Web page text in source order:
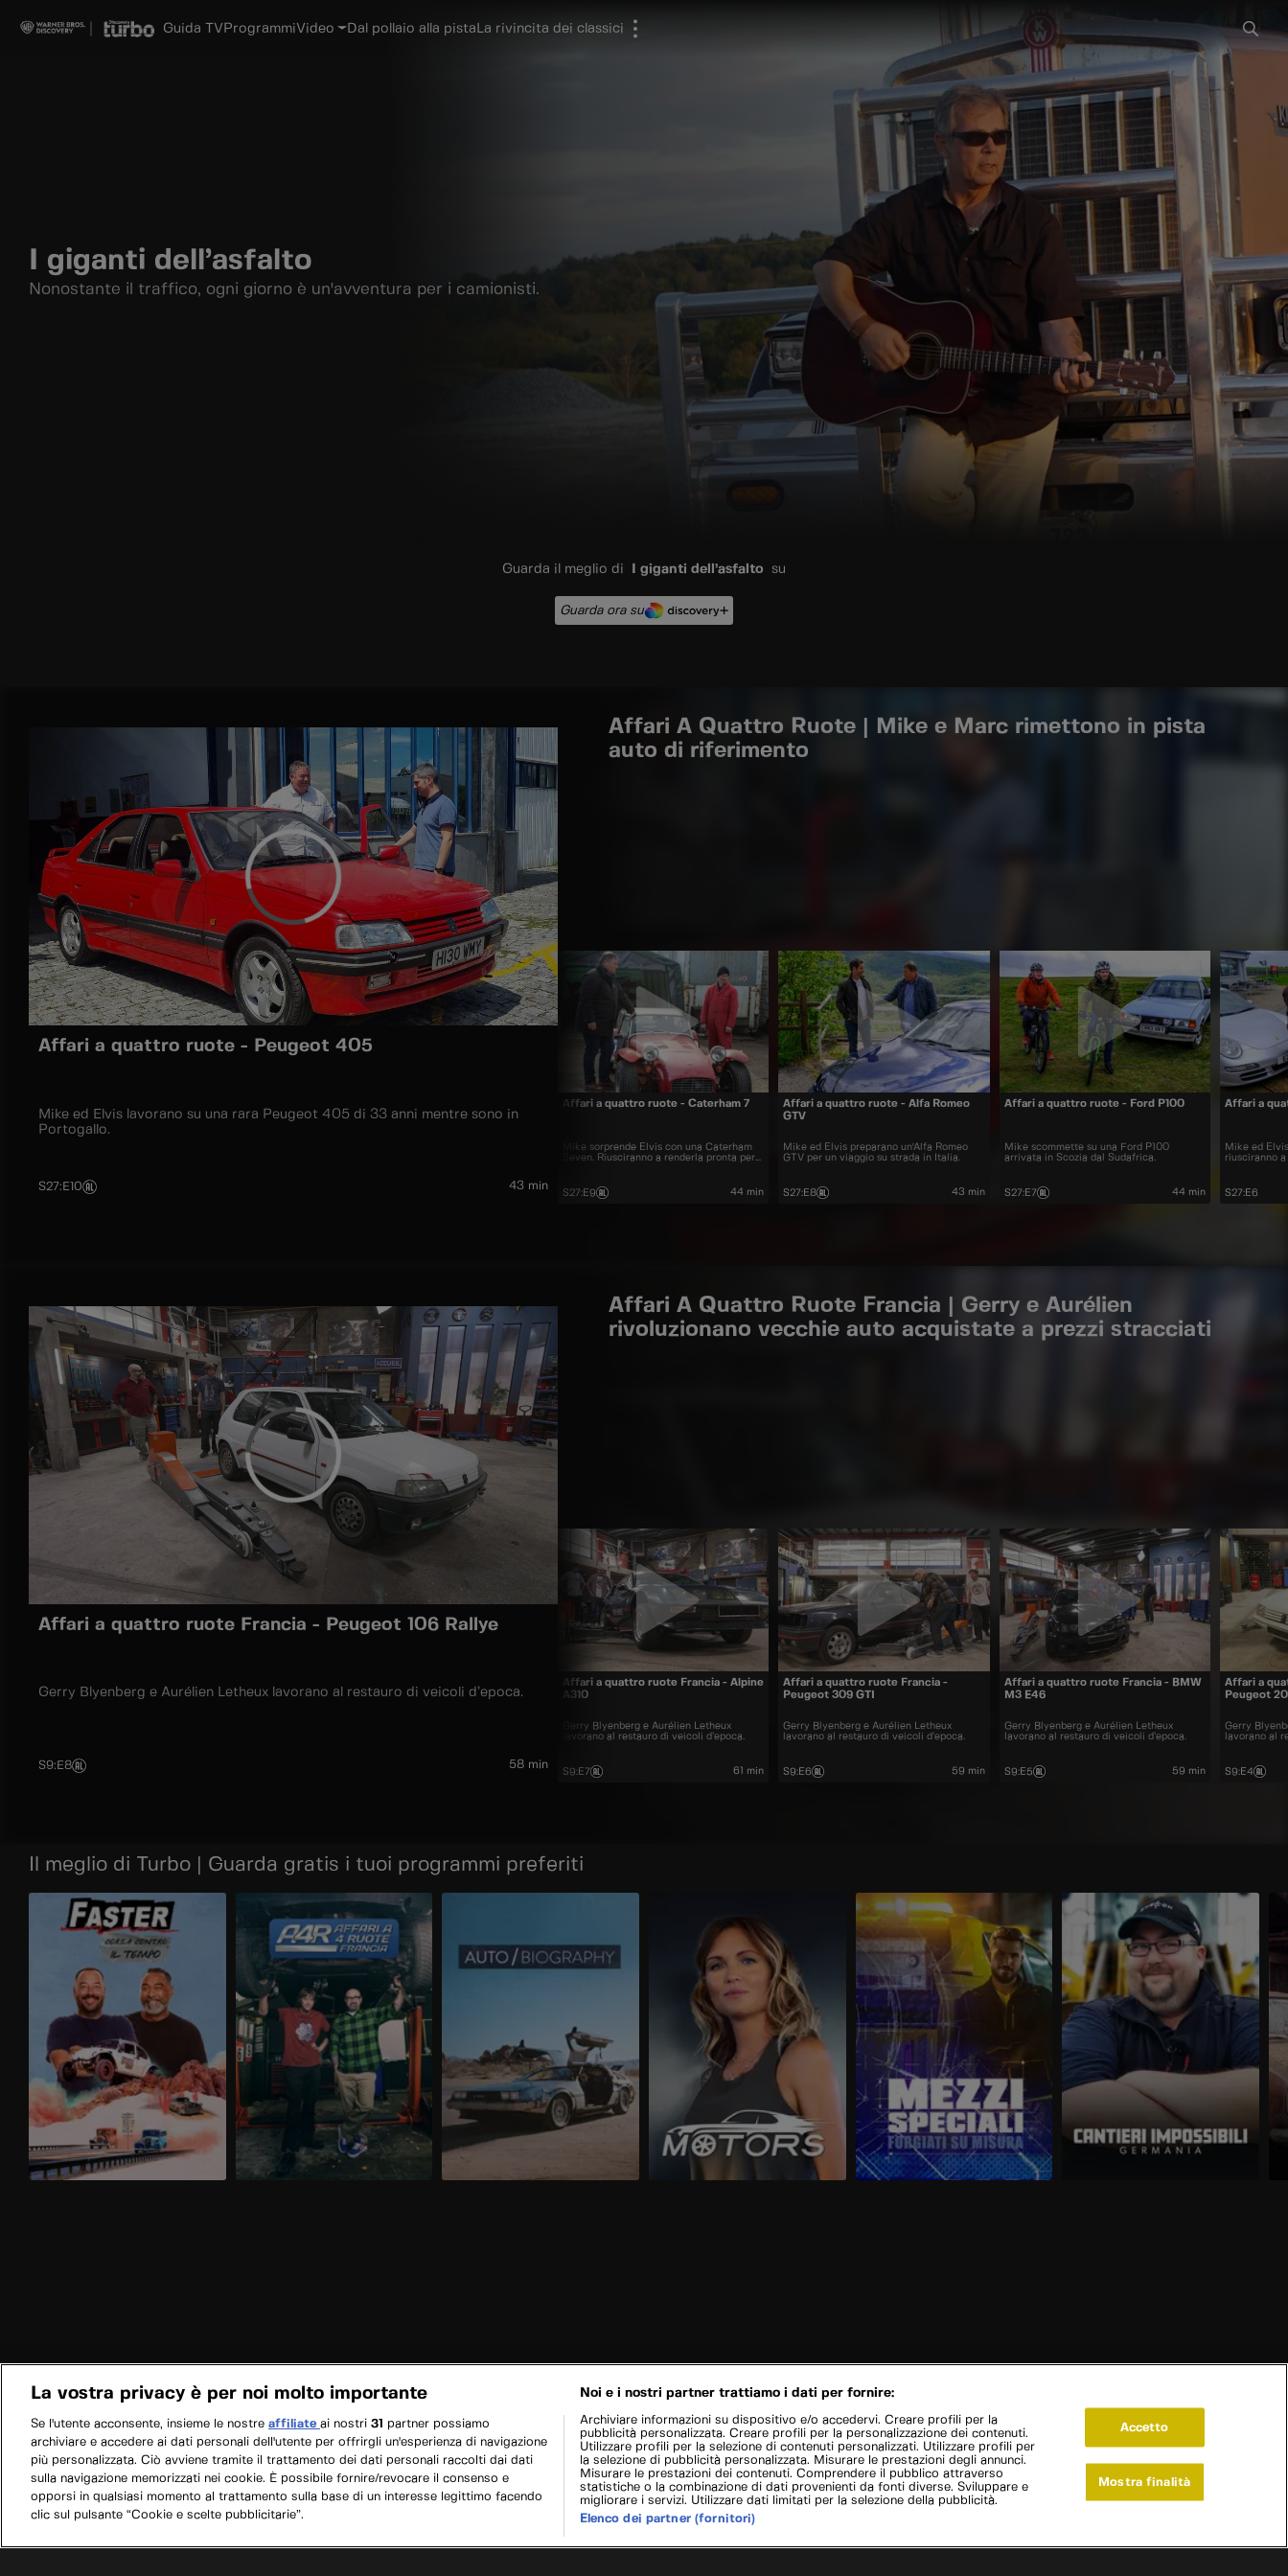
Guida TV ProgrammiVideo Dal pollaio alla pista La rivincita dei classici
I giganti dell’asfalto
Nonostante il traffico, ogni giorno è un'avventura per i camionisti.
Guarda il meglio di I giganti dell’asfalto su
Guarda ora su
Affari A Quattro Ruote | Mike e Marc rimettono in pista
auto di riferimento
Affari a quattro ruote - Peugeot 405
Mike ed Elvis lavorano su una rara Peugeot 405 di 33 anni mentre sono in
Portogallo.
S27: E10 43 min
Affari a quattro ruote - Caterham 7
Mike sorprende Elvis con una Caterham
Seven. Riusciranno a renderla pronta per
S27:E9 44 min
Affari a quattro ruote - Alfa Romeo
GTV
Mike ed Elvis preparano un'Alfa Romeo
GTV per un viaggio su strada in Italia.
S27:E8 43 min
Affari a quattro ruote - Ford P100
Mike scommette su una Ford P100
arrivata in Scozia dal Sudafrica.
S27:E7 44 min
Affari a
Mike ed
riusciranno
S27:E6
Affari A Quattro Ruote Francia | Gerry e Aurélien
rivoluzionano vecchie auto acquistate a prezzi stracciati
Affari a quattro ruote Francia - Peugeot 106 Rallye
Gerry Blyenberg e Aurélien Letheux lavorano al restauro di veicoli d’epoca.
S9: E8 58 min
Affari a quattro ruote Francia - Alpine
A310
Gerry Blyenberg e Aurélien Letheux
lavorano al restauro di veicoli d’epoca.
S9 :E7 61 min
Affari a quattro ruote Francia -
Peugeot 309 GTI
Gerry Blyenberg e Aurélien Letheux
lavorano al restauro di veicoli d’epoca.
S9: E6 59 min
Affari a quattro ruote Francia - BMW
M3 E46
Gerry Blyenberg e Aurélien Letheux
lavorano al restauro di veicoli d’epoca.
S9:E5 59 min
Affari a
Peugeot
Gerry
lavorano al
S9: E4
Il meglio di Turbo | Guarda gratis i tuoi programmi preferiti
La vostra privacy è per noi molto importante
Se l'utente acconsente, insieme le nostre affiliate ai nostri 31
partner possiamo
archiviare e accedere ai dati personali dell'utente per offrirgli un'esperienza di navigazione
più personalizzata. Ciò avviene tramite il trattamento dei dati personali raccolti dai dati
sulla navigazione memorizzati nei cookie. È possibile fornire/revocare il consenso e
opporsi in qualsiasi momento al trattamento sulla base di un interesse legittimo facendo
clic sul pulsante “Cookie e scelte pubblicitarie”.
Noi e i nostri partner trattiamo i dati per fornire:
Archiviare informazioni su dispositivo e/o accedervi. Creare profili per la
pubblicità personalizzata. Creare profili per la personalizzazione dei contenuti.
Utilizzare profili per la selezione di contenuti personalizzati. Utilizzare profili per
la selezione di pubblicità personalizzata. Misurare le prestazioni degli annunci.
Misurare le prestazioni dei contenuti. Comprendere il pubblico attraverso
statistiche o la combinazione di dati provenienti da fonti diverse. Sviluppare e
migliorare i servizi. Utilizzare dati limitati per la selezione della pubblicità.
Elenco dei partner (fornitori)
Accetto
Mostra finalità